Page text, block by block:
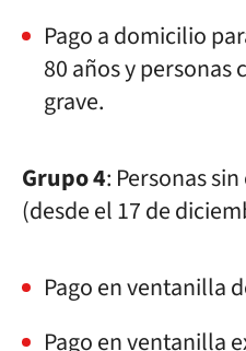
Pago a domicilio
80 años y personas
grave.
Grupo 4: Personas
(desde el 17 de
Pago en ventanilla
Pago en ventanilla